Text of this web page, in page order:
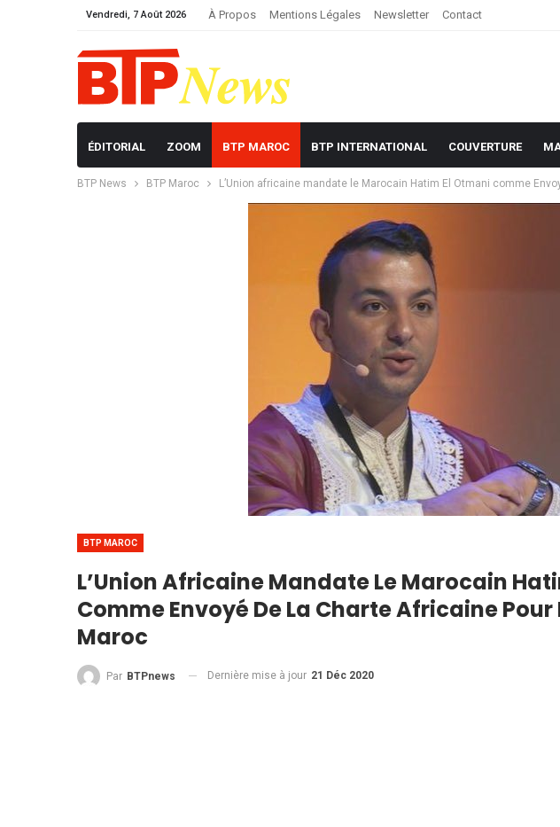
Vendredi, 7 Août 2026 À Propos Mentions Légales Newsletter Contact
ÉDITORIAL ZOOM BTP MAROC BTP INTERNATIONAL COUVERTURE
BTP News BTP Maroc L’Union africaine mandate le Marocain Hatim El Otmani comme
BTP MAROC
L’Union Africaine Mandate Le Marocain
Comme Envoyé De La Charte Africaine Pour
Maroc
Par BTPnews Dernière mise à jour 21 Déc 2020